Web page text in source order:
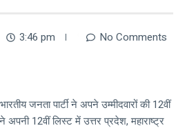
3:46 pm No Comments
जनता पार्टी ने अपने उम्मीदवारों की 12वीं
अपनी 12वीं लिस्ट में उत्तर प्रदेश, महाराष्ट्र